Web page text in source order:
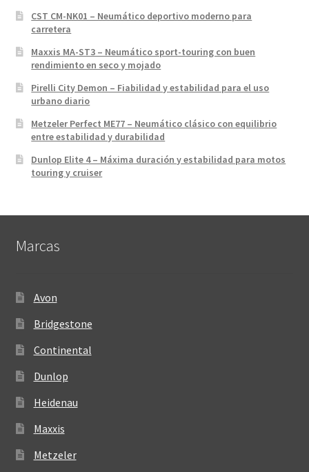
CST CM-NK01 – Neumático deportivo moderno para
carretera
Maxxis MA-ST3 – Neumático sport-touring con buen
rendimiento en seco y mojado
Pirelli City Demon – Fiabilidad y estabilidad para el uso
urbano diario
Metzeler Perfect ME77 – Neumático clásico con equilibrio
entre estabilidad y durabilidad
Dunlop Elite 4 – Máxima duración y estabilidad para motos
touring y cruiser
Marcas
Avon
Bridgestone
Continental
Dunlop
Heidenau
Maxxis
Metzeler